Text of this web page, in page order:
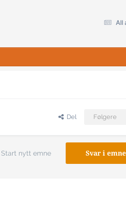
All
Del Følgere
Svar i
Start nytt emne